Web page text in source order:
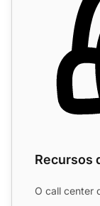
Recursos
O call center